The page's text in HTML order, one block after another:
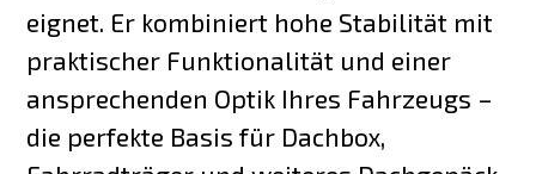
eignet. Er kombiniert hohe Stabilität mit
praktischer Funktionalität und einer
ansprechenden Optik Ihres Fahrzeugs –
die perfekte Basis für Dachbox,